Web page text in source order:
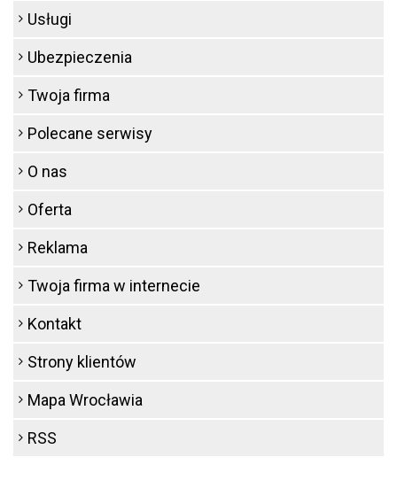
Usługi
Ubezpieczenia
Twoja firma
Polecane serwisy
O nas
Oferta
Reklama
Twoja firma w internecie
Kontakt
Strony klientów
Mapa Wrocławia
RSS